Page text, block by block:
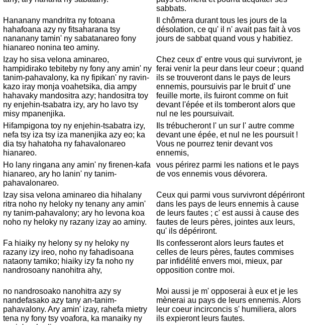
sabbats.
Hananany mandritra ny fotoana
hahafoana azy ny fitsaharana tsy
nananany tamin' ny sabatanareo fony
hianareo nonina teo aminy.
Il chômera durant tous les jours de la
désolation, ce qu' il n' avait pas fait à vos
jours de sabbat quand vous y habitiez.
Izay ho sisa velona aminareo,
hampidirako tebiteby ny fony any amin' ny
tanim-pahavalony, ka ny fipikan' ny ravin-
kazo iray monja voahetsika, dia ampy
hahavaky mandositra azy; handositra toy
ny enjehin-tsabatra izy, ary ho lavo tsy
misy mpanenjika.
Chez ceux d' entre vous qui survivront, je
ferai venir la peur dans leur coeur ; quand
ils se trouveront dans le pays de leurs
ennemis, poursuivis par le bruit d' une
feuille morte, ils fuiront comme on fuit
devant l'épée et ils tomberont alors que
nul ne les poursuivait.
Hifampigona toy ny enjehin-tsabatra izy,
nefa tsy iza tsy iza manenjika azy eo; ka
dia tsy hahatoha ny fahavalonareo
hianareo.
Ils trébucheront l' un sur l' autre comme
devant une épée, et nul ne les poursuit !
Vous ne pourrez tenir devant vos
ennemis,
Ho lany ringana any amin' ny firenen-kafa
hianareo, ary ho lanin' ny tanim-
pahavalonareo.
vous périrez parmi les nations et le pays
de vos ennemis vous dévorera.
Izay sisa velona aminareo dia hihalany
ritra noho ny heloky ny tenany any amin'
ny tanim-pahavalony; ary ho levona koa
noho ny heloky ny razany izay ao aminy.
Ceux qui parmi vous survivront dépériront
dans les pays de leurs ennemis à cause
de leurs fautes ; c' est aussi à cause des
fautes de leurs pères, jointes aux leurs,
qu' ils dépériront.
Fa hiaiky ny helony sy ny heloky ny
razany izy ireo, noho ny fahadisoana
nataony tamiko; hiaiky izy fa noho ny
nandrosoany nanohitra ahy,
Ils confesseront alors leurs fautes et
celles de leurs pères, fautes commises
par infidélité envers moi, mieux, par
opposition contre moi.
no nandrosoako nanohitra azy sy
nandefasako azy tany an-tanim-
pahavalony. Ary amin' izay, rahefa mietry
tena ny fony tsy voafora, ka manaiky ny
Moi aussi je m' opposerai à eux et je les
mènerai au pays de leurs ennemis. Alors
leur coeur incirconcis s' humiliera, alors
ils expieront leurs fautes.